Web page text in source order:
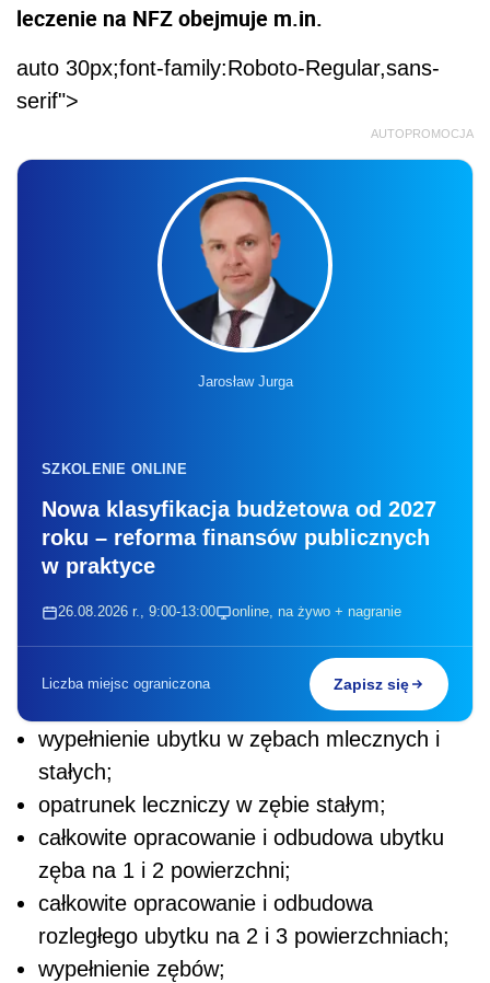
leczenie na NFZ obejmuje m.in.
auto 30px;font-family:Roboto-Regular,sans-
serif">
AUTOPROMOCJA
Jarosław Jurga
SZKOLENIE ONLINE
Nowa klasyfikacja budżetowa od 2027
roku – reforma finansów publicznych
w praktyce
26.08.2026 r., 9:00-13:00 online, na żywo + nagranie
Liczba miejsc ograniczona Zapisz się
wypełnienie ubytku w zębach mlecznych i
stałych;
opatrunek leczniczy w zębie stałym;
całkowite opracowanie i odbudowa ubytku
zęba na 1 i 2 powierzchni;
całkowite opracowanie i odbudowa
rozległego ubytku na 2 i 3 powierzchniach;
wypełnienie zębów;